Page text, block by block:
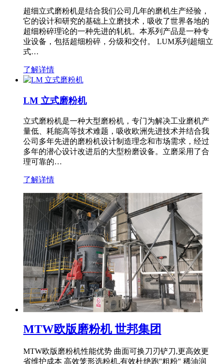
超细立式磨粉机是结合我们公司几年的磨机生产经验，
它的设计和研究的基础上立磨技术，吸收了世界各地的
超细粉碎理论的一种先进的轧机。本系列产品是一种专
业设备，包括超细粉碎，分级和交付。 LUM系列超细立
式…
了解详情
LM 立式磨粉机
立式磨粉机是一种大型磨粉机，专门为解决工业磨机产
量低、耗能高等技术难题，吸收欧洲先进技术并结合我
公司多年先进的磨粉机设计制造理念和市场需求，经过
多年的潜心设计改进后的大型粉磨设备。立磨采用了合
理可靠的…
了解详情
MTW欧版磨粉机 世邦集团
MTW欧版磨粉机性能优势 曲面可换刀刃铲刀,更高效更
省维护成本 高效笼形选粉机,有效杜绝跑"粗粉" 稀油润